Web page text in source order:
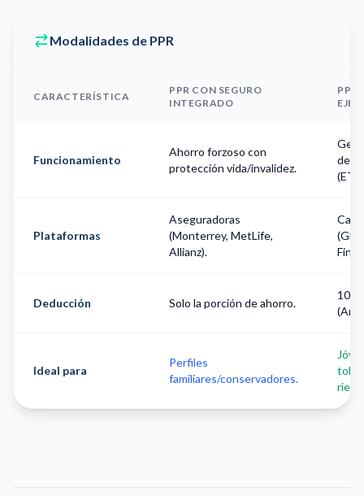
Modalidades de PPR
CARACTERÍSTICA
PPR CON SEGURO
INTEGRADO
PPR
Funcionamiento
Ahorro forzoso con
protección vida/invalidez.
de
Plataformas
Aseguradoras
(Monterrey, MetLife,
Allianz).
Deducción Solo la porción de ahorro.
(Art.
Ideal para
Perfiles
familiares/conservadores.